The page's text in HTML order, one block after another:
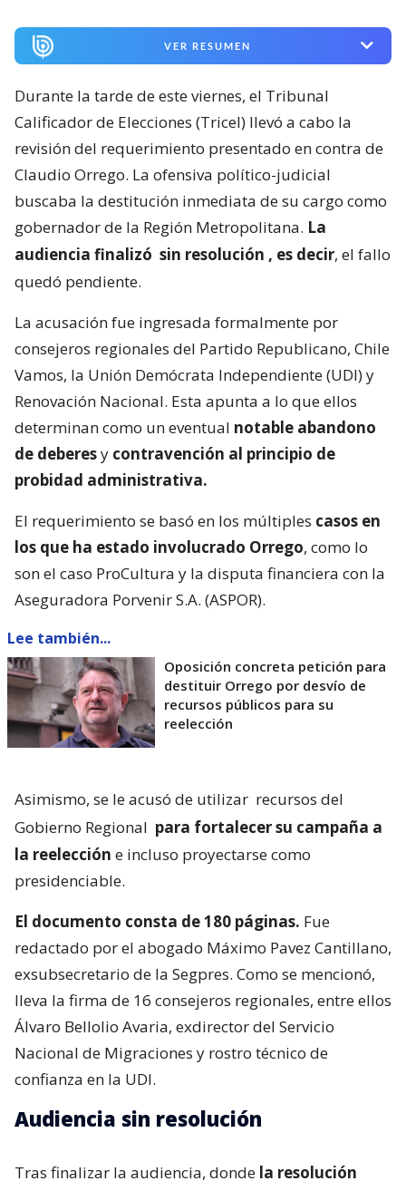
VER RESUMEN
Durante la tarde de este viernes, el Tribunal
Calificador de Elecciones (Tricel) llevó a cabo la
revisión del requerimiento presentado en contra de
Claudio Orrego. La ofensiva político-judicial
buscaba la destitución inmediata de su cargo como
gobernador de la Región Metropolitana. La
audiencia finalizó sin resolución , es decir, el fallo
quedó pendiente.
La acusación fue ingresada formalmente por
consejeros regionales del Partido Republicano, Chile
Vamos, la Unión Demócrata Independiente (UDI) y
Renovación Nacional. Esta apunta a lo que ellos
determinan como un eventual notable abandono
de deberesy contravención al principio de
probidad administrativa.
El requerimiento se basó en los múltiples casos en
los que ha estado involucrado Orrego, como lo
son el caso ProCultura y la disputa financiera con la
Aseguradora Porvenir S.A. (ASPOR).
Lee también...
Oposición concreta petición para
destituir Orrego por desvío de
recursos públicos para su
reelección
Asimismo, se le acusó de utilizar recursos del
Gobierno Regional para fortalecer su campaña a
la reelección e incluso proyectarse como
presidenciable.
El documento consta de 180 páginas. Fue
redactado por el abogado Máximo Pavez Cantillano,
exsubsecretario de la Segpres. Como se mencionó,
lleva la firma de 16 consejeros regionales, entre ellos
Álvaro Bellolio Avaria, exdirector del Servicio
Nacional de Migraciones y rostro técnico de
confianza en la UDI.
Audiencia sin resolución
Tras finalizar la audiencia, donde la resolución